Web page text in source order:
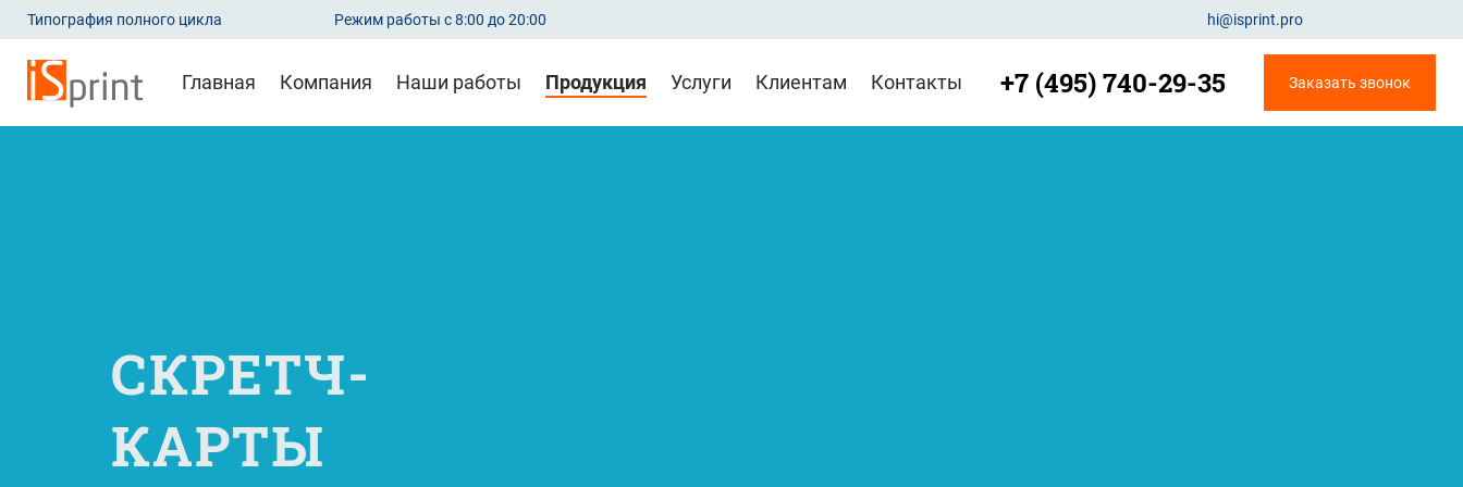
Типография полного цикла Режим работы с 8:00 до 20:00 hi@isprint.pro
Главная Компания Наши работы Продукция Услуги Клиентам Контакты +7 (495) 740-29-35 Заказать звонок
СКРЕТЧ-
КАРТЫ